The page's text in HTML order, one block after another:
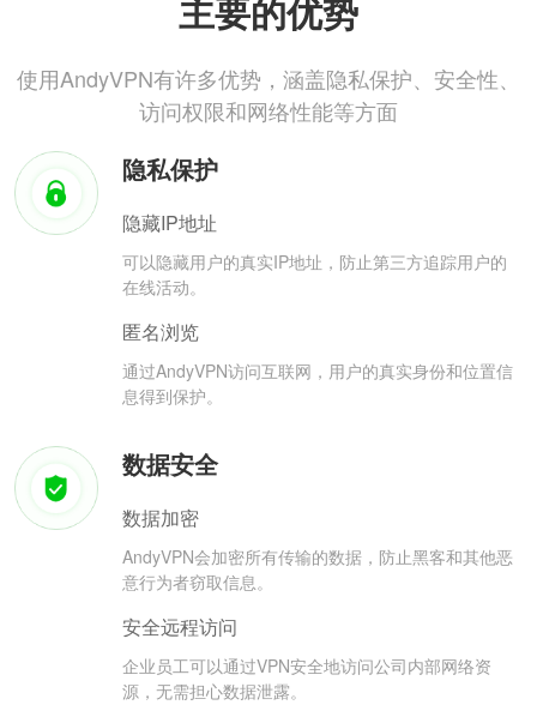
主要的优势
使用AndyVPN有许多优势，涵盖隐私保护、安全性、
访问权限和网络性能等方面
隐私保护
隐藏IP地址
可以隐藏用户的真实IP地址，防止第三方追踪用户的
在线活动。
匿名浏览
通过AndyVPN访问互联网，用户的真实身份和位置信
息得到保护。
数据安全
数据加密
AndyVPN会加密所有传输的数据，防止黑客和其他恶
意行为者窃取信息。
安全远程访问
企业员工可以通过VPN安全地访问公司内部网络资
源，无需担心数据泄露。